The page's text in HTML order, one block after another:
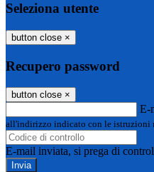
Seleziona utente
button close ×
Recupero password
button close ×
E-
all'indirizzo indicato con le istruzioni
E-mail inviata, si prega di